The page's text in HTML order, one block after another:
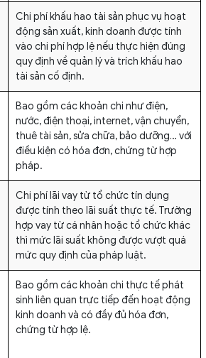
Chi phí khấu hao tài sản phục vụ hoạt
động sản xuất, kinh doanh được tính
vào chi phí hợp lệ nếu thực hiện đúng
quy định về quản lý và trích khấu hao
tài sản cố định.
Bao gồm các khoản chi như điện,
nước, điện thoại, internet, vận chuyển,
thuê tài sản, sửa chữa, bảo dưỡng… với
điều kiện có hóa đơn, chứng từ hợp
pháp.
Chi phí lãi vay từ tổ chức tín dụng
được tính theo lãi suất thực tế. Trường
hợp vay từ cá nhân hoặc tổ chức khác
thì mức lãi suất không được vượt quá
mức quy định của pháp luật.
Bao gồm các khoản chi thực tế phát
sinh liên quan trực tiếp đến hoạt động
kinh doanh và có đầy đủ hóa đơn,
chứng từ hợp lệ.